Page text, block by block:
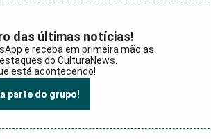
das últimas notícias!
e receba em primeira mão as
do CulturaNews.
está acontecendo!
parte do grupo!